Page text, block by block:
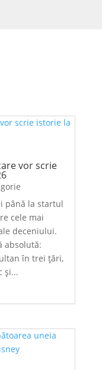
vor scrie
până la startul
cele mai
deceniului.
absolută:
în trei țări,
și...